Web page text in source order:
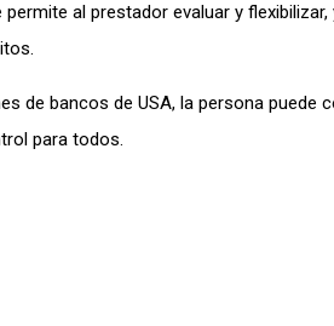
permite al prestador evaluar y
de bancos de USA, la persona
para todos.